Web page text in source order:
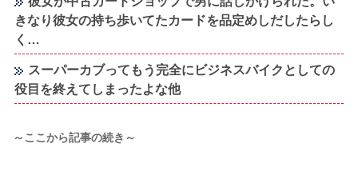
きなり彼女の持ち歩いてたカードを品定めしだしたらし
く…
スーパーカブってもう完全にビジネスバイクとしての
役目を終えてしまったよな他
～ここから記事の続き～